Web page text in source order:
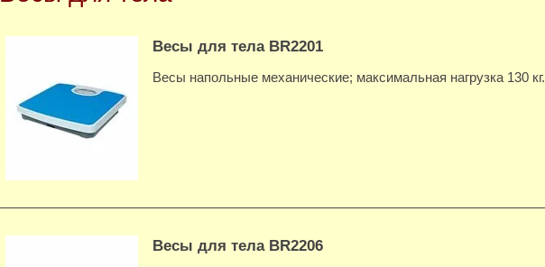
Весы для тела BR2201
Весы напольные механические; максимальная нагрузка 130 кг.
Весы для тела BR2206